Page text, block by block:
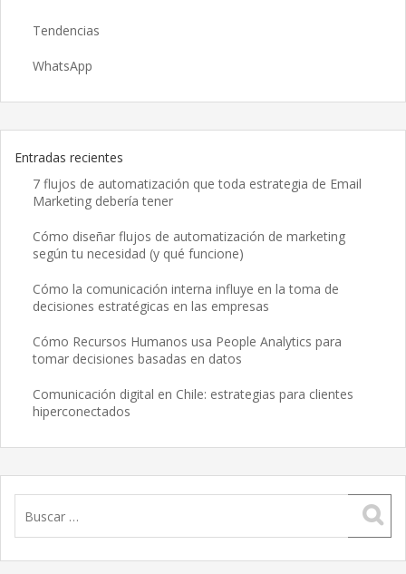
Tendencias
WhatsApp
Entradas recientes
7 flujos de automatización que toda estrategia de Email
Marketing debería tener
Cómo diseñar flujos de automatización de marketing
según tu necesidad (y qué funcione)
Cómo la comunicación interna influye en la toma de
decisiones estratégicas en las empresas
Cómo Recursos Humanos usa People Analytics para
tomar decisiones basadas en datos
Comunicación digital en Chile: estrategias para clientes
hiperconectados